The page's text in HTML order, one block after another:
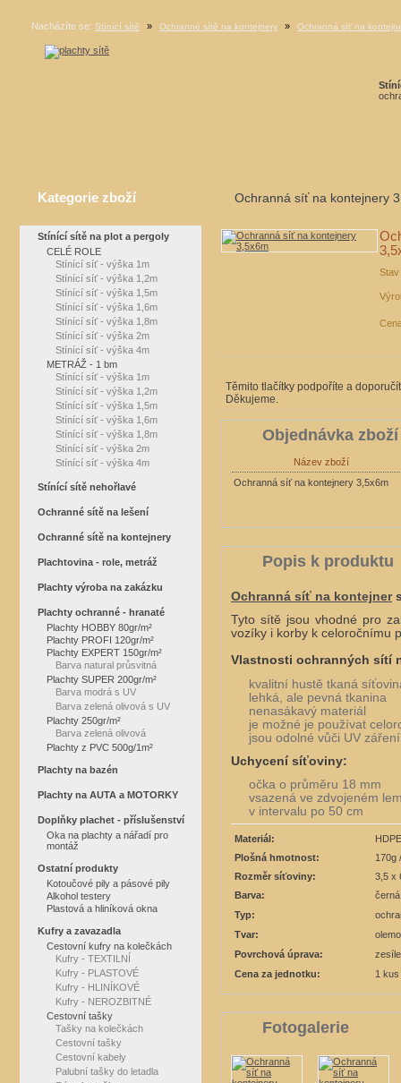
Nacházíte se: Stínící sítě » Ochranné sítě na kontejnery » Ochranná síť na
Ochranná síť na kontejnery
Stav
Těmito tlačítky podpoříte a
Děkujeme.
Objednávka zboží
Název zboží
Ochranná síť na kontejnery 3,5x6m
Popis k produktu
Ochranná síť na kontejner
Tyto sítě jsou vhodné pro
vozíky i korby k celoročnímu
Vlastnosti ochranných sítí
kvalitní hustě tkaná
lehká, ale pevná tkanina
nenasákavý materiál
je možné je používat
jsou odolné vůči UV záření
Uchycení síťoviny:
očka o průměru 18 mm
vsazená ve zdvojeném
v intervalu po 50 cm
Materiál:
Plošná hmotnost:
170g
Rozměr síťoviny:
3,5 x
Barva:
černá
Typ:
Tvar:
Povrchová úprava:
Cena za jednotku:
1 kus
Fotogalerie
Kategorie zboží
Stínící sítě na plot a pergoly
CELÉ ROLE
Stínící síť - výška 1m
Stínící síť - výška 1,2m
Stínící síť - výška 1,5m
Stínící síť - výška 1,6m
Stínící síť - výška 1,8m
Stínící síť - výška 2m
Stínící síť - výška 4m
METRÁŽ - 1 bm
Stínící síť - výška 1m
Stínící síť - výška 1,2m
Stínící síť - výška 1,5m
Stínící síť - výška 1,6m
Stínící síť - výška 1,8m
Stínící síť - výška 2m
Stínící síť - výška 4m
Stínící sítě nehořlavé
Ochranné sítě na lešení
Ochranné sítě na kontejnery
Plachtovina - role, metráž
Plachty výroba na zakázku
Plachty ochranné - hranaté
Plachty HOBBY 80gr/m²
Plachty PROFI 120gr/m²
Plachty EXPERT 150gr/m²
Barva natural průsvitná
Plachty SUPER 200gr/m²
Barva modrá s UV
Barva zelená olivová s UV
Plachty 250gr/m²
Barva zelená olivová
Plachty z PVC 500g/1m²
Plachty na bazén
Plachty na AUTA a MOTORKY
Doplňky plachet - příslušenství
Oka na plachty a nářadí pro
montáž
Ostatní produkty
Kotoučové pily a pásové pily
Alkohol testery
Plastová a hliníková okna
Kufry a zavazadla
Cestovní kufry na kolečkách
Kufry - TEXTILNÍ
Kufry - PLASTOVÉ
Kufry - HLINÍKOVÉ
Kufry - NEROZBITNÉ
Cestovní tašky
Tašky na kolečkách
Cestovní tašky
Cestovní kabely
Palubní tašky do letadla